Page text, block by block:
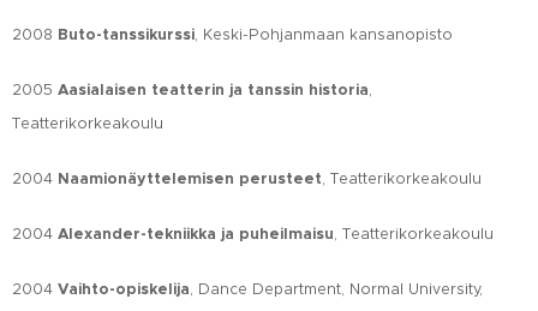
2008 Buto-tanssikurssi, Keski-Pohjanmaan kansanopisto
2005 Aasialaisen teatterin ja tanssin historia,
Teatterikorkeakoulu
2004 Naamionäyttelemisen perusteet, Teatterikorkeakoulu
2004 Alexander-tekniikka ja puheilmaisu, Teatterikorkeakoulu
2004 Vaihto-opiskelija, Dance Department, Normal University,